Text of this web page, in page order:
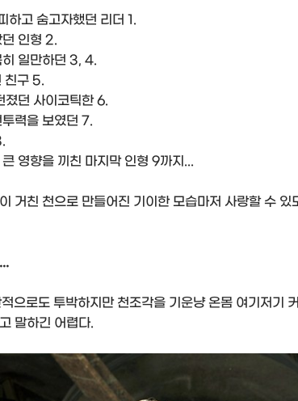
하고 숨고자했던 리더 1.
인형 2.
히 일만하던 3, 4.
친구 5.
졌던 사이코틱한 6.
력을 보였던 7.
영향을 끼친 마지막 인형 9까지...
거친 천으로 만들어진 기이한 모습마저 사랑할 수 있
으로도 투박하지만 천조각을 기운냥 온몸 여기저기
말하긴 어렵다.